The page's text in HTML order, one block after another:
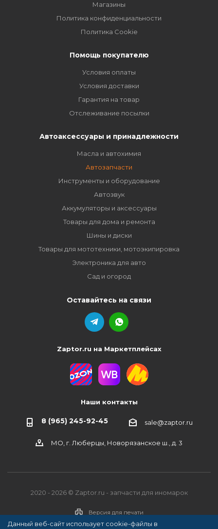
Магазины
Политика конфиденциальности
Политика Cookie
Помощь покупателю
Условия оплаты
Условия доставки
Гарантия на товар
Отслеживание посылки
Автоаксессуары и принадлежности
Масла и автохимия
Автозапчасти
Инструменты и оборудование
Автозвук
Аккумуляторы и аксессуары
Товары для дома и ремонта
Шины и диски
Товары для мототехники, мотоэкипировка
Электроника для авто
Сад и огород
Оставайтесь на связи
Zaptor.ru на Маркетплейсах
Наши контакты
8 (965) 245-92-45 sale@zaptor.ru
МО, г. Люберцы, Новорязанское ш., д. 3
2020 - 2026 © Zaptor.ru - запчасти для иномарок
Версия для печати
Данный веб-сайт использует cookie-файлы в